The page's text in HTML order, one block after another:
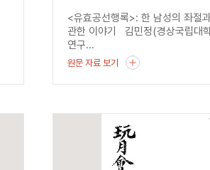
<유효공선행록>: 한 남성의 좌절
관한 이야기 김민정(경상국립대
연구...
원문 자료 보기